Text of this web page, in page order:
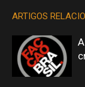
ARTIGOS